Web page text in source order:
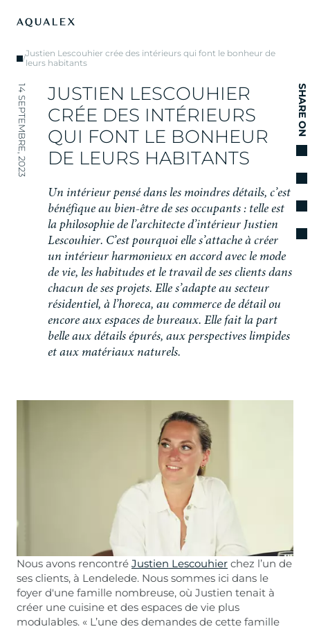
/Justien Lescouhier crée des intérieurs qui font le bonheur de
leurs habitants
14 SEPTEMBRE, 2023 JUSTIEN LESCOUHIER
CRÉE DES INTÉRIEURS
QUI FONT LE BONHEUR
DE LEURS HABITANTS
Un intérieur pensé dans les moindres détails, c’est
bénéfique au bien-être de ses occupants : telle est
la philosophie de l’architecte d’intérieur Justien
Lescouhier. C’est pourquoi elle s’attache à créer
un intérieur harmonieux en accord avec le mode
de vie, les habitudes et le travail de ses clients dans
chacun de ses projets. Elle s’adapte au secteur
résidentiel, à l’horeca, au commerce de détail ou
encore aux espaces de bureaux. Elle fait la part
belle aux détails épurés, aux perspectives limpides
et aux matériaux naturels.
SHARE ON
Nous avons rencontré Justien Lescouhier chez l’un de
ses clients, à Lendelede. Nous sommes ici dans le
foyer d'une famille nombreuse, où Justien tenait à
créer une cuisine et des espaces de vie plus
modulables. « L’une des demandes de cette famille